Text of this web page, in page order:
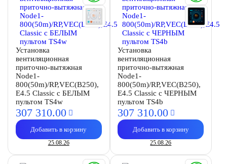
Установка
вентиляционная
приточно-вытяжная
Node1-
800(50m)/RP,VEC(B250),
E4.5 Classic с БЕЛЫМ
пультом TS4w
307 310.00
Добавить в корзину
25.08.26
Установка
вентиляционная
приточно-вытяжная
Node1-
800(50m)/RP,VEC(B250),
E4.5 Classic с ЧЕРНЫМ
пультом TS4b
307 310.00
Добавить в корзину
25.08.26